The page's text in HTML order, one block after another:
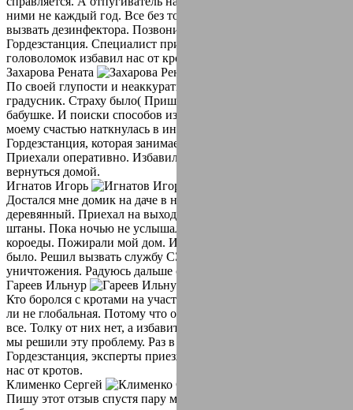
ними не каждый год. Все без толку. Решил в этом году
вызвать дезинфектора. Позвонили в компанию СЭС
Гордезстанция. Специалист приехал сразу. И без всяких
головоломок избавил нас от кротов. Дал рекомендации.
Захарова Рената
По своей глупости и неаккуратности разбила дома ртутный
градусник. Страху было( Пришлось на время отвезти детей к
бабушке. И поиски способов избавления от ртути дома. К
моему счастью наткнулась в интернете на компанию СЭС
Гордезстанция, которая занимается демократизацией.
Приехали оперативно. Избавили нас от проблемы. Можем
вернуться домой.
Игнатов Игорь
Достался мне домик на даче в наследство от бабушки. Домик
деревянный. Приехал на выходные, счастье было полные
штаны. Пока ночью не услышал странные звуки. Это были
короеды. Пожирали мой дом. Избавиться от них времени не
было. Решил вызвать службу СЭС Гордезстанция для их
уничтожения. Радуюсь дальше своему дому!
Гареев Ильнур
Кто боролся с кротами на участке, тот знает что проблема чуть
ли не глобальная. Потому что они поют землю, и пожирают
все. Толку от них нет, а избавиться очень проблематично. Ну
мы решили эту проблему. Раз в год вызываем компанию СЭС
Гордезстанция, эксперты приезжают оперативно. И избавляют
нас от кротов.
Клименко Сергей
Пишу этот отзыв спустя пару месяцев как, компания СЭС